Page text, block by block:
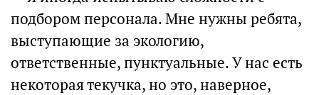
подбором персонала. Мне нужны ребята,
выступающие за экологию,
ответственные, пунктуальные. У нас есть
некоторая текучка, но это, наверное,